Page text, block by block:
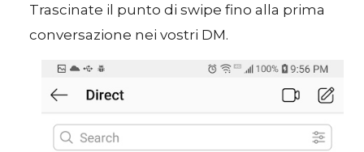
Trascinate il punto di swipe fino alla prima
conversazione nei vostri DM.